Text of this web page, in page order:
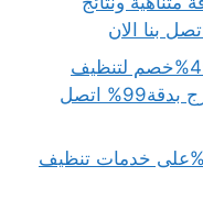
شركة تنظيف مكيفات بالرياض بـ45%خصم لتنظيف
شامل للمكيفات من الداخل والخارج بدقة99% اتصل
شركة تنظيف فنادق بالرياض بـ20%على خدمات تنظيف